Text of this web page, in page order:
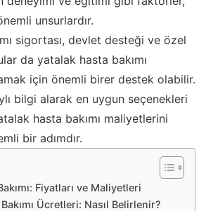
unsurlardır.
sigortası, devlet desteği ve özel
da yatalak hasta bakımı
için önemli birer destek olabilir.
bilgi alarak en uygun seçenekleri
hasta bakımı maliyetlerini
bir adımdır.
Fiyatları ve Maliyetleri
Ücretleri: Nasıl Belirlenir?